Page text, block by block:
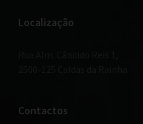
Localização
Contactos